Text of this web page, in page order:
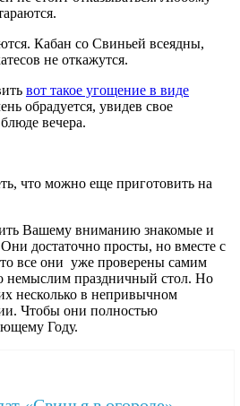
Кабан со Свиньей всеядны,
не откажутся.
вот такое угощение в виде
обрадуется, увидев свое
вечера.
что можно еще приготовить на
Вашему вниманию знакомые и
достаточно просты, но вместе с
все они уже проверены самим
немыслим праздничный стол. Но
несколько в непривычном
Чтобы они полностью
Году.